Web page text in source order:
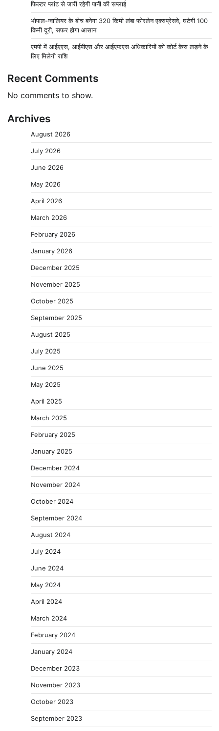
फिल्टर प्लांट से जारी रहेगी पानी की सप्लाई
भोपाल-ग्वालियर के बीच बनेगा 320 किमी लंबा फोरलेन एक्सप्रेसवे, घटेगी 100
किमी दूरी, सफर होगा आसान
एमपी में आईएएस, आईपीएस और आईएफएस अधिकारियों को कोर्ट केस लड़ने के
लिए मिलेगी राशि
Recent Comments
No comments to show.
Archives
August 2026
July 2026
June 2026
May 2026
April 2026
March 2026
February 2026
January 2026
December 2025
November 2025
October 2025
September 2025
August 2025
July 2025
June 2025
May 2025
April 2025
March 2025
February 2025
January 2025
December 2024
November 2024
October 2024
September 2024
August 2024
July 2024
June 2024
May 2024
April 2024
March 2024
February 2024
January 2024
December 2023
November 2023
October 2023
September 2023